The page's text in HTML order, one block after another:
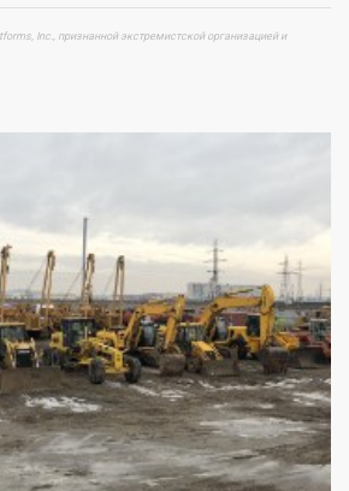
Inc., признанной экстремистской организацией и